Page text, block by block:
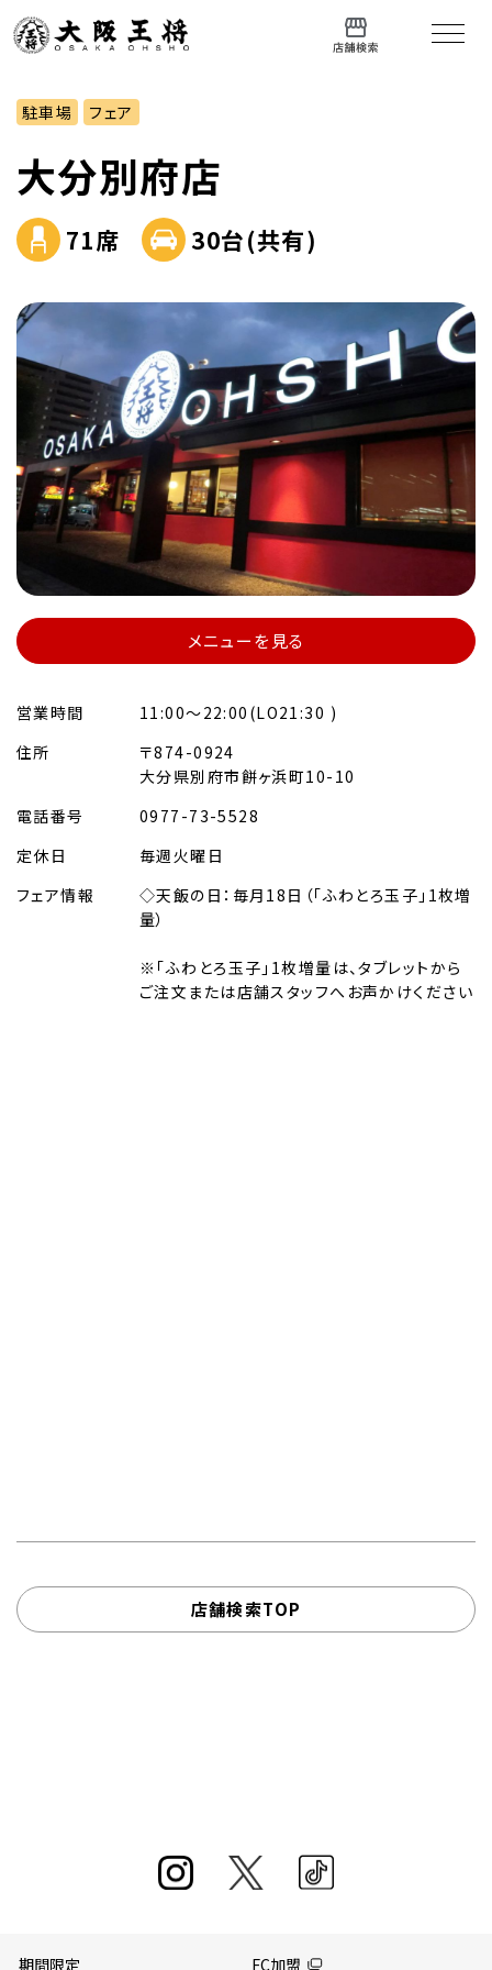
駐車場 フェア
大分別府店
71席 30台(共有)
メニューを見る
営業時間
11:00～22:00(LO21:30 )
住所
〒874-0924
大分県別府市餅ヶ浜町10-10
電話番号
0977-73-5528
定休日
毎週火曜日
フェア情報
◇天飯の日：毎月18日（「ふわとろ玉子」1枚増
量）
※「ふわとろ玉子」1枚増量は、タブレットから
ご注文または店舗スタッフへお声かけください
店舗検索TOP
期間限定 FC加盟